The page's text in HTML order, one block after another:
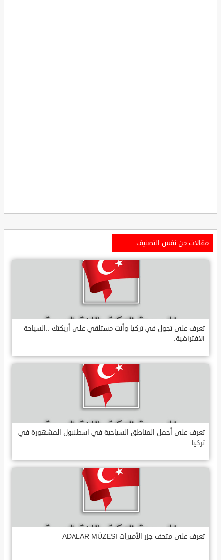
مقالات من نفس التصنيف
تعرف على تجول في تركيا وأنت مستلقي على أريكتك ..السياحة
الافتراضية.
تعرف على أجمل المناطق السياحية في اسطنبول المشهورة في
تركيا
تعرف على متحف جزر الأميرات ADALAR MÜZESI